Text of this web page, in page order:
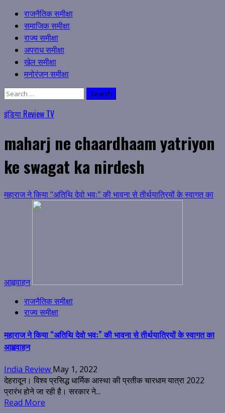
Primary
Menu
राजनैतिक समीक्षा
समाजिक समीक्षा
राज्य समीक्षा
अपराध समीक्षा
खेल समीक्षा
मनोरंजन समीक्षा
Search
इंडिया Review TV
maharj ne chaardhaam yatriyon
ke swagat ka nirdesh
महाराज ने किया “अतिथि देवो भवः” की भावना से तीर्थयात्रियों के स्वागत का
आह्ववाहन
राजनैतिक समीक्षा
राज्य समीक्षा
महाराज ने किया “अतिथि देवो भवः” की भावना से तीर्थयात्रियों के स्वागत का
आह्ववाहन
India Review May 1, 2022
देहरादून। विश्व प्रसिद्ध धार्मिक आस्था की प्रतीक चारधाम यात्रा 2022
प्रारंभ होने जा रही है। सरकार ने...
Read More